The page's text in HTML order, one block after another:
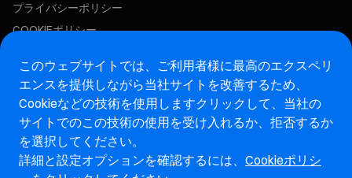
プライバシーポリシー
COOKIEポリシー
この求人に応募する
アフターマーケットウェブサイト
マレリ・インテグリティホットライン・ウェブサイト
このウェブサイトでは、ご利用者様に最高のエクスペリ
エンスを提供しながら当社サイトを改善するため、
Cookieなどの技術を使用しますクリックして、当社の
サイトでのこの技術の使用を受け入れるか、拒否するか
を選択してください。
詳細と設定オプションを確認するには、 Cookieポリシ